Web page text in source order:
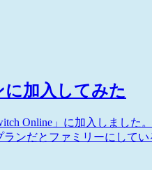
に加入してみた
Online」に加入しました
ンだとファミリーにしてい